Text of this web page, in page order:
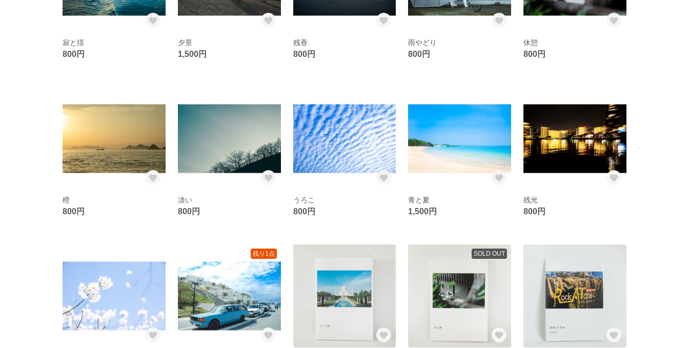
寂と揺
800円
夕景
1,500円
残香
800円
雨やどり
800円
休憩
800円
橙
800円
淡い
800円
うろこ
800円
青と夏
1,500円
残光
800円
残り1点 SOLD OUT